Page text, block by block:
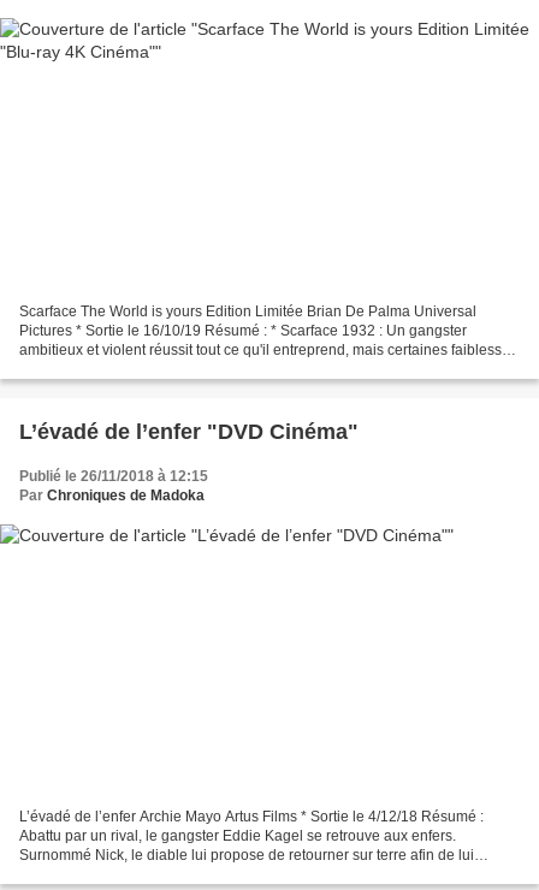
Scarface The World is yours Edition Limitée Brian De Palma Universal
Pictures * Sortie le 16/10/19 Résumé : * Scarface 1932 : Un gangster
ambitieux et violent réussit tout ce qu'il entreprend, mais certaines faiblesses
L’évadé de l’enfer "DVD Cinéma"
Publié le 26/11/2018 à 12:15
Par Chroniques de Madoka
L’évadé de l’enfer Archie Mayo Artus Films * Sortie le 4/12/18 Résumé :
Abattu par un rival, le gangster Eddie Kagel se retrouve aux enfers.
Surnommé Nick, le diable lui propose de retourner sur terre afin de lui